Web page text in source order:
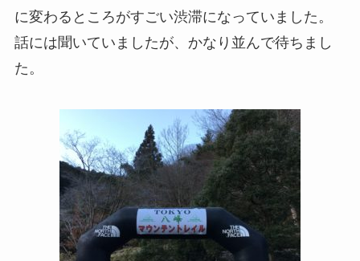
に変わるところがすごい渋滞になっていました。
話には聞いていましたが、かなり並んで待ちまし
た。